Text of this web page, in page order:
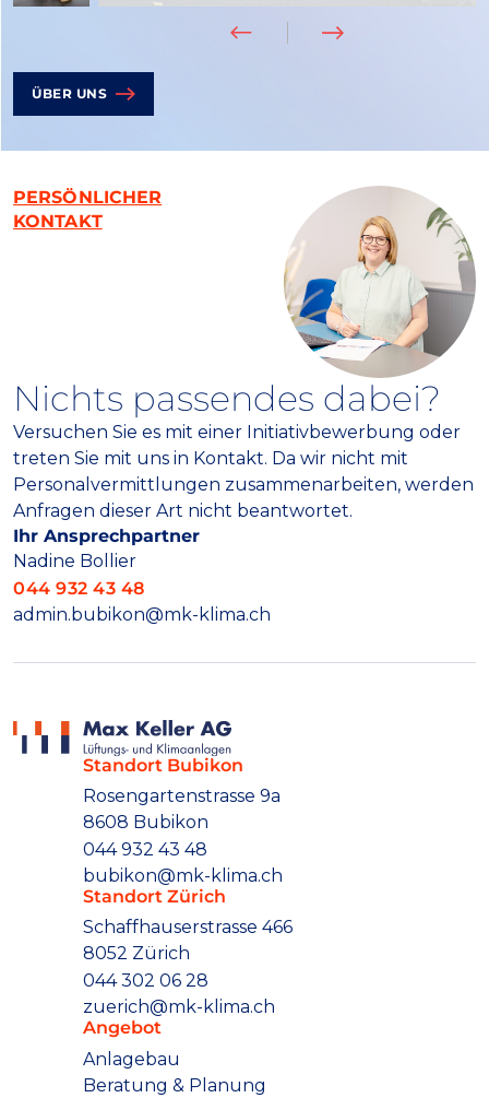
ÜBER UNS
PERSÖNLICHER
KONTAKT
Nichts passendes dabei?
Versuchen Sie es mit einer Initiativbewerbung oder
treten Sie mit uns in Kontakt. Da wir nicht mit
Personalvermittlungen zusammenarbeiten, werden
Anfragen dieser Art nicht beantwortet.
Ihr Ansprechpartner
Nadine Bollier
044 932 43 48
admin.bubikon@mk-klima.ch
Standort Bubikon
Rosengartenstrasse 9a
8608 Bubikon
044 932 43 48
bubikon@mk-klima.ch
Standort Zürich
Schaffhauserstrasse 466
8052 Zürich
044 302 06 28
zuerich@mk-klima.ch
Angebot
Anlagebau
Beratung & Planung